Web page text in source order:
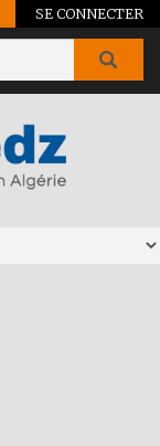
SE CONNECTER